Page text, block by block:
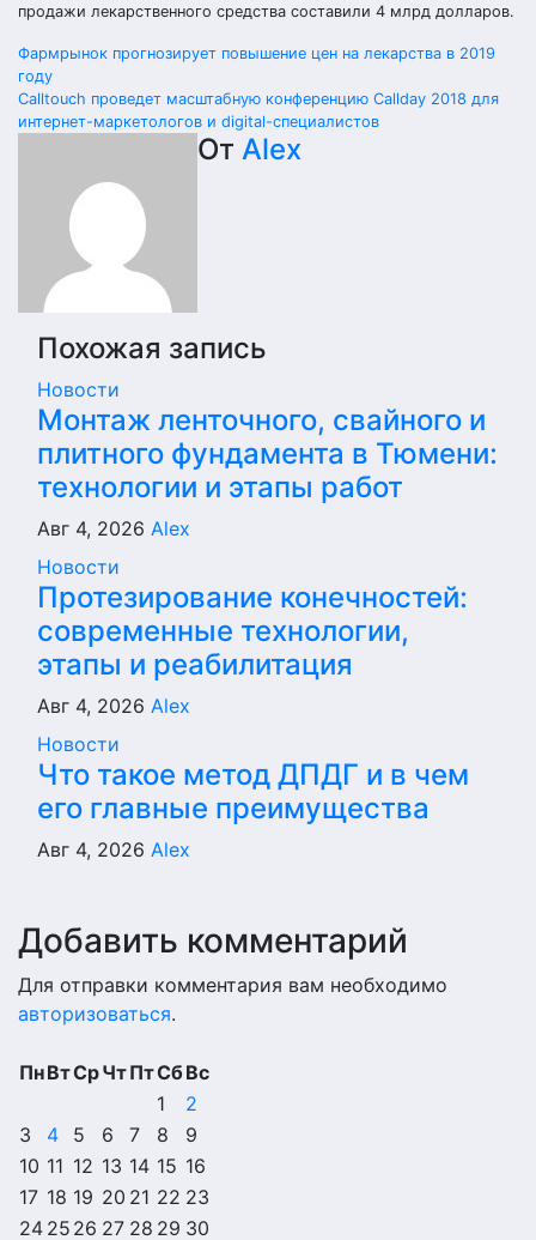
продажи лекарственного средства составили 4 млрд долларов.
Навигация
по
Фармрынок прогнозирует повышение цен на лекарства в 2019
году
Calltouch проведет масштабную конференцию Callday 2018 для
интернет-маркетологов и digital-специалистов
От Alex
Похожая запись
Новости
Монтаж ленточного, свайного и
плитного фундамента в Тюмени:
технологии и этапы работ
Авг 4, 2026 Alex
Новости
Протезирование конечностей:
современные технологии,
этапы и реабилитация
Авг 4, 2026 Alex
Новости
Что такое метод ДПДГ и в чем
его главные преимущества
Авг 4, 2026 Alex
Добавить комментарий
Для отправки комментария вам необходимо
авторизоваться.
ПнВтСрЧтПтСбВс
1
2
3
4 5 6 7 8
9
10 11 12 13 14 15 16
17 18 19 20 21 22 23
24 25 26 27 28 29 30